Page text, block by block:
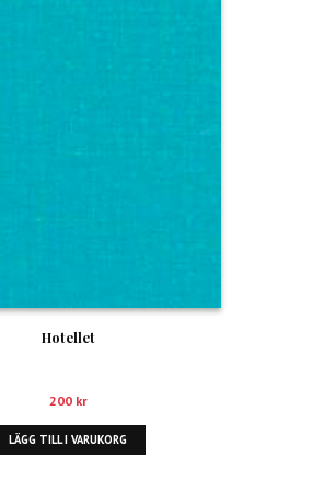
Hotellet
200 kr
LÄGG TILL I VARUKORG